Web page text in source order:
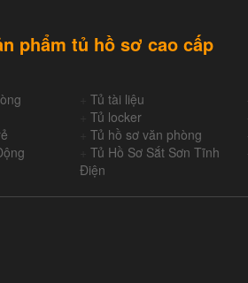
phẩm tủ hồ sơ cao cấp
Tủ tài liệu
Tủ locker
Tủ hồ sơ văn phòng
Tủ Hồ Sơ Sắt Sơn Tĩnh
Điện